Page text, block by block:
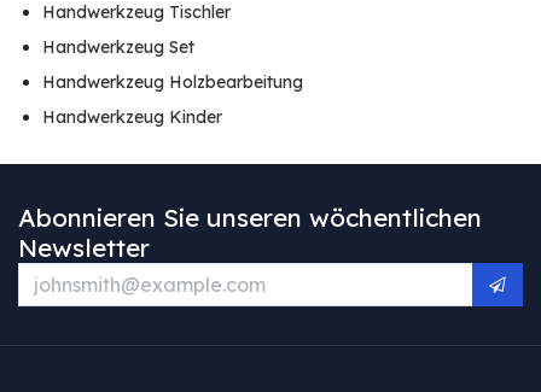
Handwerkzeug Tischler
Handwerkzeug Set
Handwerkzeug Holzbearbeitung
Handwerkzeug Kinder
Abonnieren Sie unseren wöchentlichen
Newsletter